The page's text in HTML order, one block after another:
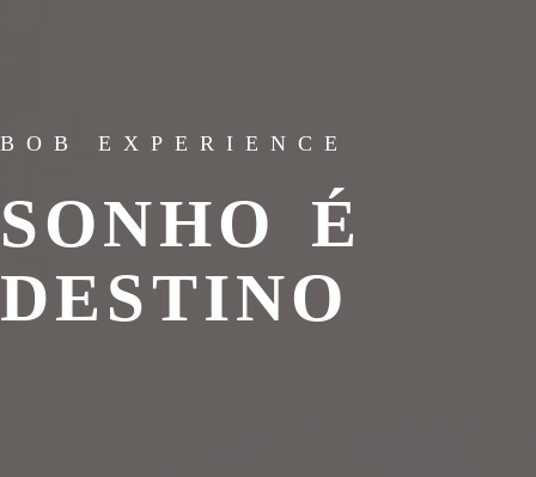
BOB EXPERIENCE
SONHO É
DESTINO